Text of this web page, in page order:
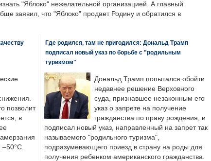
"Яблоко" нежелательной организацией. А главный
заявил, что "Яблоко" продает Родину и обратился в
позволит
в
–50°C.
Где родился, там не пригодился: Дональд Трамп
подписал новый указ по борьбе с "родильным
туризмом"
Дональд Трамп попытался обойти
недавнее решение Верховного
суда, признавшее незаконным его
указ о запрете на получение
гражданства по праву рождения, и
подписал новый указ, направленный на запрет так
называемого "родильного туризма",
подразумевающего приезд в страну на роды для
получения ребенком американского гражданства.